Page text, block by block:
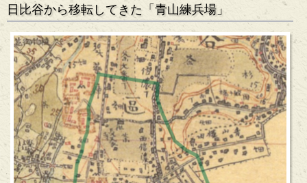
日比谷から移転してきた「青山練兵場」